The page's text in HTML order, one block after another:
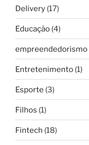
Delivery (17)
Educação (4)
empreendedorismo
Entretenimento (1)
Esporte (3)
Filhos (1)
Fintech (18)